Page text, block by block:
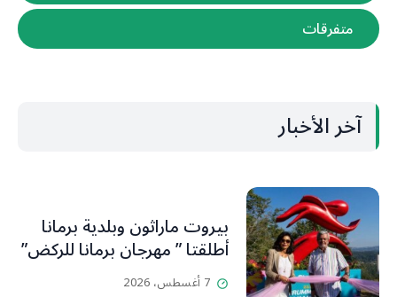
متفرقات
آخر الأخبار
بيروت ماراثون وبلدية برمانا
أطلقتا ” مهرجان برمانا للركض”
7 أغسطس، 2026